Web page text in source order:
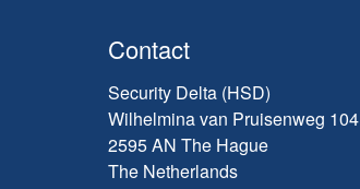
Contact
Security Delta (HSD)
Wilhelmina van Pruisenweg 104
2595 AN The Hague
The Netherlands